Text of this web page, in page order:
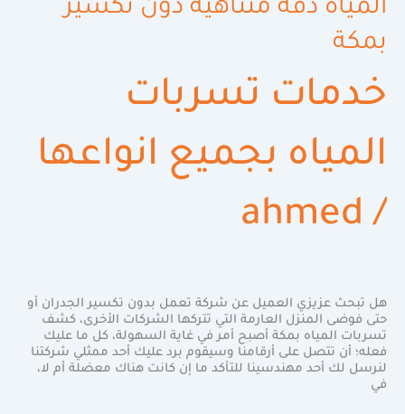
المياه دقة متناهية دون تكسير
بمكة
خدمات تسربات
المياه بجميع انواعها
/
ahmed
هل تبحث عزيزي العميل عن شركة تعمل بدون تكسير الجدران أو
حتى فوضى المنزل العارمة التي تتركها الشركات الأخرى، كشف
تسربات المياه بمكة أصبح أمر في غاية السهولة، كل ما عليك
فعله؛ أن تتصل على أرقامنا وسيقوم برد عليك أحد ممثلي شركتنا
لنرسل لك أحد مهندسينا للتأكد ما إن كانت هناك معضلة أم لا،
في